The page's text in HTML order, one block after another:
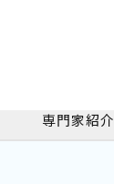
専門家紹介